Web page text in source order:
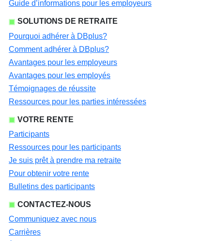
Guide d’informations pour les employeurs
SOLUTIONS DE RETRAITE
Pourquoi adhérer à DBplus?
Comment adhérer à DBplus?
Avantages pour les employeurs
Avantages pour les employés
Témoignages de réussite
Ressources pour les parties intéressées
VOTRE RENTE
Participants
Ressources pour les participants
Je suis prêt à prendre ma retraite
Pour obtenir votre rente
Bulletins des participants
CONTACTEZ-NOUS
Communiquez avec nous
Carrières